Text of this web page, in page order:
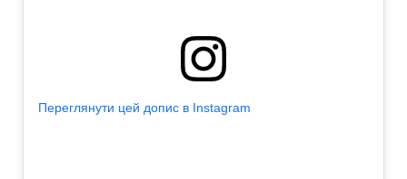
Переглянути цей допис в Instagram